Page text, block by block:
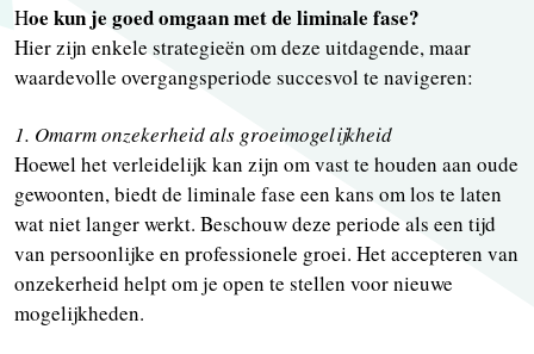
Hoe kun je goed omgaan met de liminale fase?
Hier zijn enkele strategieën om deze uitdagende, maar
waardevolle overgangsperiode succesvol te navigeren:
1. Omarm onzekerheid als groeimogelijkheid
Hoewel het verleidelijk kan zijn om vast te houden aan oude
gewoonten, biedt de liminale fase een kans om los te laten
wat niet langer werkt. Beschouw deze periode als een tijd
van persoonlijke en professionele groei. Het accepteren van
onzekerheid helpt om je open te stellen voor nieuwe
mogelijkheden.